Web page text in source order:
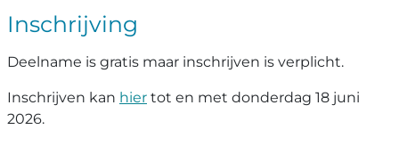
Inschrijving
Deelname is gratis maar inschrijven is verplicht.
Inschrijven kan hier tot en met donderdag 18 juni
2026.